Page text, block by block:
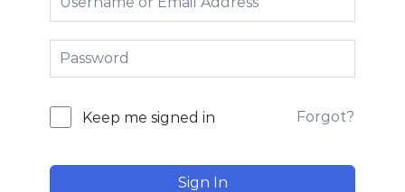
Keep me signed in Forgot?
Sign In